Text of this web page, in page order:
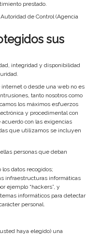
prestado.
de Control (Agencia
sus
integridad y disponibilidad
o desde una web no es
tanto nosotros como
los máximos esfuerzos
y procedimental con
con las exigencias
que utilizamos se incluyen
personas que deban
datos recogidos;
infraestructuras informáticas
ejemplo “hackers”, y
informáticos para detectar
personal.
haya elegido) una